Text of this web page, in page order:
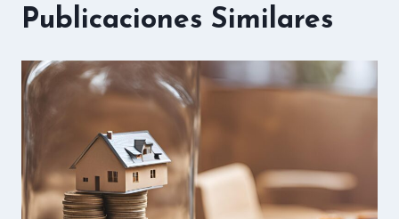
Publicaciones Similares